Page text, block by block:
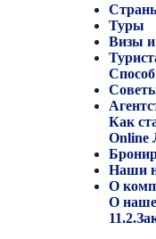
Туры
Визы и
Как
Online
Наши
О
О